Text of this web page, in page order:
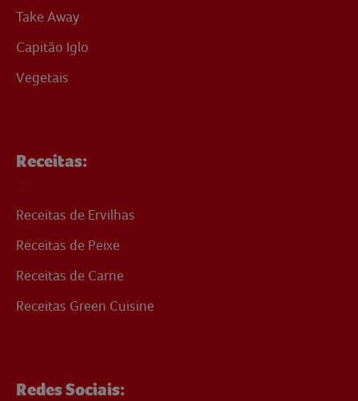
Take Away
Capitão Iglo
Vegetais
Receitas:
Receitas de Ervilhas
Receitas de Peixe
Receitas de Carne
Receitas Green Cuisine
Redes Sociais: